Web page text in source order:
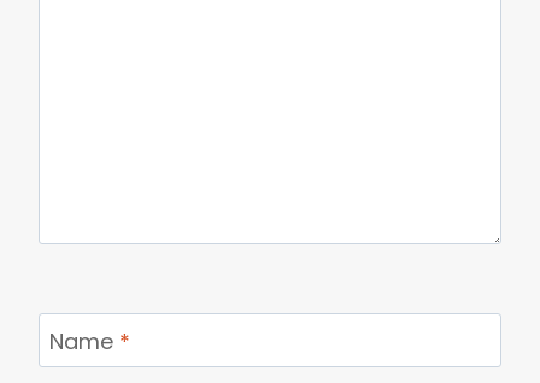
Name *